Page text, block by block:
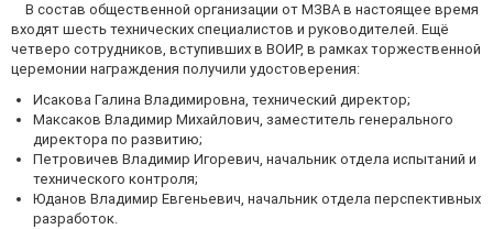
В состав общественной организации от МЗВА в настоящее время
входят шесть технических специалистов и руководителей. Ещё
четверо сотрудников, вступивших в ВОИР, в рамках торжественной
церемонии награждения получили удостоверения:
Исакова Галина Владимировна, технический директор;
Максаков Владимир Михайлович, заместитель генерального
директора по развитию;
Петровичев Владимир Игоревич, начальник отдела испытаний и
технического контроля;
Юданов Владимир Евгеньевич, начальник отдела перспективных
разработок.